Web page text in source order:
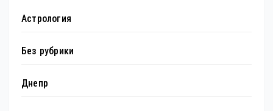
Астрология
Без рубрики
Днепр